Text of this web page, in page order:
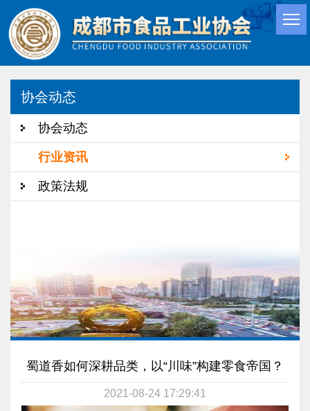
协会动态
协会动态
行业资讯
政策法规
蜀道香如何深耕品类，以“川味”构建零食帝国？
2021-08-24 17:29:41